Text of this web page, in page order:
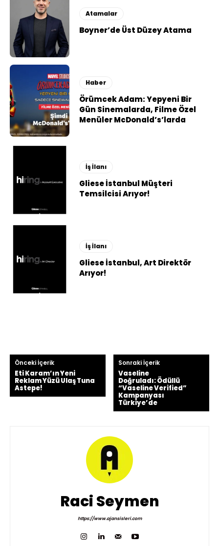
Atamalar
Boyner’de Üst Düzey Atama
Haber
Örümcek Adam: Yepyeni Bir
Gün Sinemalarda, Filme Özel
Menüler McDonald’s’larda
İş İlanı
Gliese İstanbul Müşteri
Temsilcisi Arıyor!
İş İlanı
Gliese İstanbul, Art Direktör
Arıyor!
Önceki İçerik
Eti Karam’ın Yeni
Reklam Yüzü Ulaş Tuna
Astepe!
Sonraki İçerik
Vaseline
Doğruladı: Ödüllü
“Vaseline Verified”
Kampanyası
Türkiye’de
Raci Seymen
https://www.ajansisleri.com